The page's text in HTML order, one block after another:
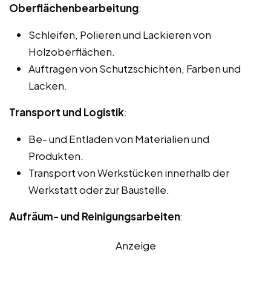
Oberflächenbearbeitung:
Schleifen, Polieren und Lackieren von
Holzoberflächen.
Auftragen von Schutzschichten, Farben und
Lacken.
Transport und Logistik:
Be- und Entladen von Materialien und
Produkten.
Transport von Werkstücken innerhalb der
Werkstatt oder zur Baustelle.
Aufräum- und Reinigungsarbeiten:
Anzeige